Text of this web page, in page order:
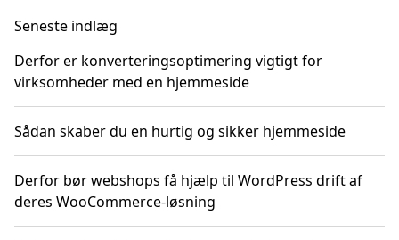
Seneste indlæg
Derfor er konverteringsoptimering vigtigt for
virksomheder med en hjemmeside
Sådan skaber du en hurtig og sikker hjemmeside
Derfor bør webshops få hjælp til WordPress drift af
deres WooCommerce-løsning